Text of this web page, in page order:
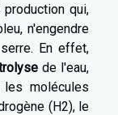
qui,
n'engendre
En effet,
de l'eau,
molécules
(H2), le